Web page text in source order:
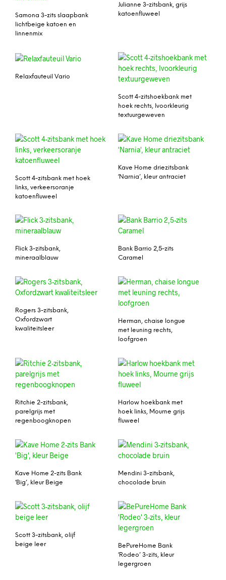
Samona 3-zits slaapbank
lichtbeige katoen en
linnenmix
Julianne 3-zitsbank, grijs
katoenfluweel
Relaxfauteuil Vario
Scott 4-zitshoekbank met
hoek rechts, Ivoorkleurig
textuurgeweven
Scott 4-zitsbank met hoek
links, verkeersoranje
katoenfluweel
Kave Home driezitsbank
‘Narnia’, kleur antraciet
Flick 3-zitsbank,
mineraalblauw
Bank Barrio 2,5-zits
Caramel
Rogers 3-zitsbank,
Oxfordzwart
kwaliteitsleer
Herman, chaise longue
met leuning rechts,
loofgroen
Ritchie 2-zitsbank,
parelgrijs met
regenboogknopen
Harlow hoekbank met
hoek links, Mourne grijs
fluweel
Kave Home 2-zits Bank
‘Big’, kleur Beige
Mendini 3-zitsbank,
chocolade bruin
Scott 3-zitsbank, olijf
beige leer
BePureHome Bank
‘Rodeo’ 3-zits, kleur
legergroen